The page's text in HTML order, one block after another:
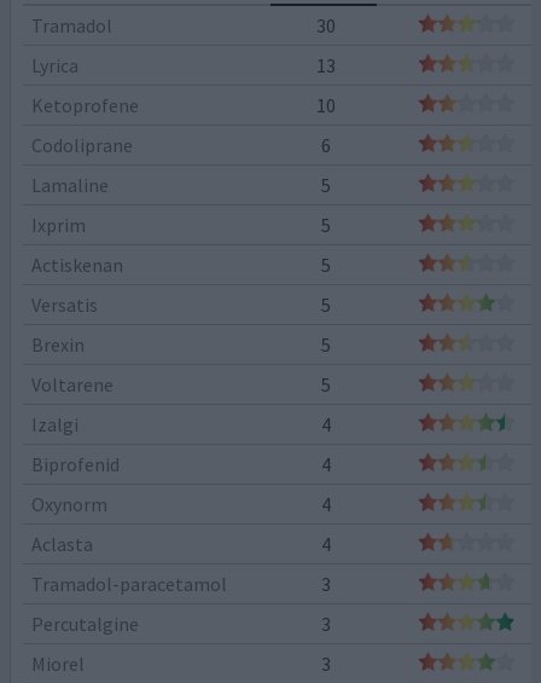
Tramadol
30
Lyrica
13
Ketoprofene
10
Codoliprane
6
Lamaline
5
Ixprim
5
Actiskenan
5
Versatis
5
Brexin
5
Voltarene
5
Izalgi
4
Biprofenid
4
Oxynorm
4
Aclasta
4
Tramadol-paracetamol
3
Percutalgine
3
Miorel
3